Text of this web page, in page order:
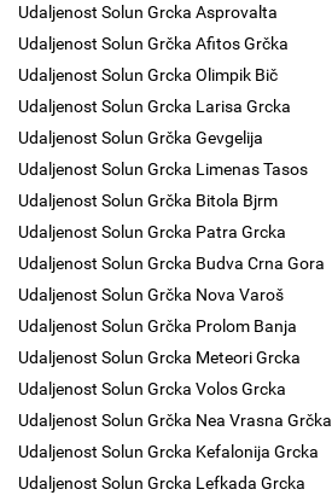
Udaljenost Solun Grcka Asprovalta
Udaljenost Solun Grčka Afitos Grčka
Udaljenost Solun Grcka Olimpik Bič
Udaljenost Solun Grcka Larisa Grcka
Udaljenost Solun Grčka Gevgelija
Udaljenost Solun Grcka Limenas Tasos
Udaljenost Solun Grčka Bitola Bjrm
Udaljenost Solun Grcka Patra Grcka
Udaljenost Solun Grcka Budva Crna Gora
Udaljenost Solun Grčka Nova Varoš
Udaljenost Solun Grčka Prolom Banja
Udaljenost Solun Grcka Meteori Grcka
Udaljenost Solun Grcka Volos Grcka
Udaljenost Solun Grčka Nea Vrasna Grčka
Udaljenost Solun Grcka Kefalonija Grcka
Udaljenost Solun Grcka Lefkada Grcka